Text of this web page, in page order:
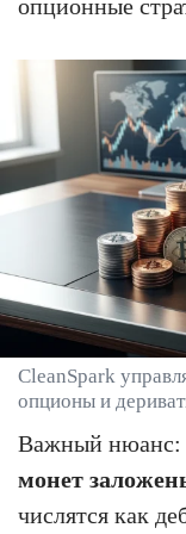
опционные
CleanSpark
опционы и
Важный нюанс:
монет
числятся как